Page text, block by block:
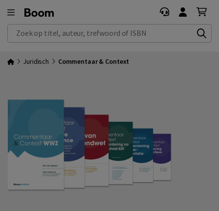
Zoek op titel, auteur, trefwoord of ISBN
Juridisch Commentaar & Context